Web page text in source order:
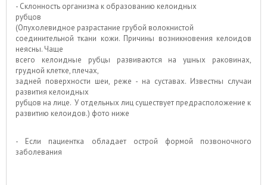
- Склонность организма к образованию келоидных
рубцов
(Опухолевидное разрастание грубой волокнистой
соединительной ткани кожи. Причины возникновения келоидов
неясны. Чаще
всего келоидные рубцы развиваются на ушных раковинах,
грудной клетке, плечах,
задней поверхности шеи, реже - на суставах. Известны случаи
развития келоидных
рубцов на лице. У отдельных лиц существует предрасположение к
развитию келоидов.) фото ниже
- Если пациентка обладает острой формой позвоночного
заболевания